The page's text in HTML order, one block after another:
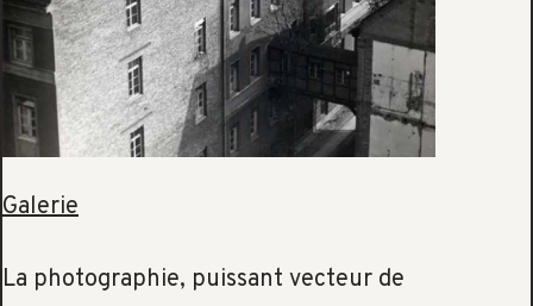
Galerie
La photographie, puissant vecteur de